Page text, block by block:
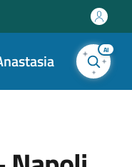
AI